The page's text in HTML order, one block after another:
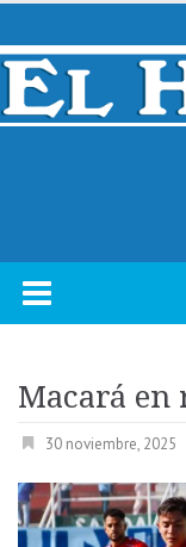
Skip
content
Macará en
30 noviembre, 2025